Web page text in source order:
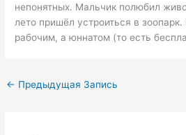
непонятных. Мальчик полюбил
лето пришёл устроиться в зоопарк.
рабочим, а юннатом (то есть
← Предыдущая Запись